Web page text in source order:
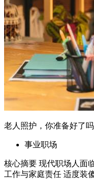
老人照护，你准备好了吗
事业职场
核心摘要 现代职场人面
工作与家庭责任 适度装